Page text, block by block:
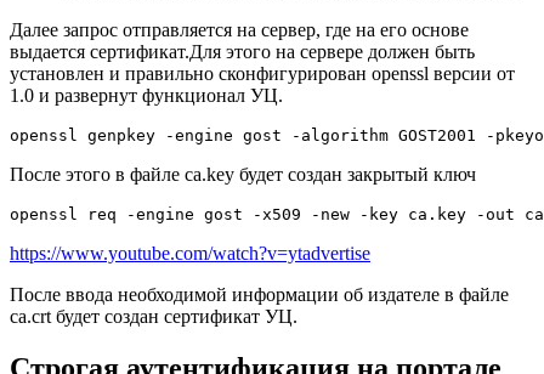
Далее запрос отправляется на сервер, где на его основе
выдается сертификат.Для этого на сервере должен быть
установлен и правильно сконфигурирован openssl версии от
1.0 и развернут функционал УЦ.
openssl genpkey -engine gost -algorithm GOST2001 -
После этого в файле ca.key будет создан закрытый ключ
openssl req -engine gost -x509 -new -key ca.key -out
https://www.youtube.com/watch?v=ytadvertise
После ввода необходимой информации об издателе в файле
ca.crt будет создан сертификат УЦ.
Строгая аутентификация на портале